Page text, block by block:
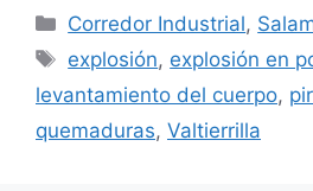
Categorías
Corredor Industrial,
Etiquetas
explosión, explosión en
levantamiento del cuerpo,
quemaduras, Valtierrilla